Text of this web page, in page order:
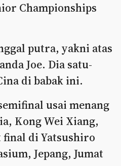
Championships
putra, yakni atas
Joe. Dia satu-
di babak ini.
usai menang
Kong Wei Xiang,
final di Yatsushiro
Jepang, Jumat